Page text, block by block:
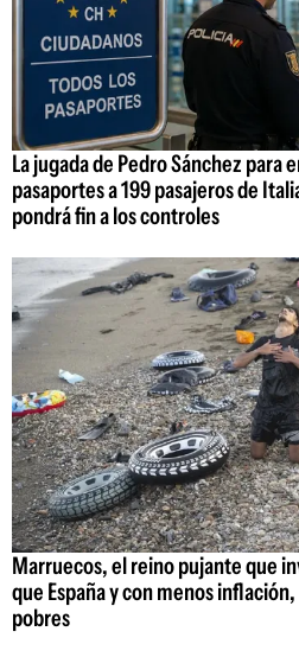
La jugada de Pedro Sánchez para
pasaportes a 199 pasajeros de
pondrá fin a los controles
Marruecos, el reino pujante que
que España y con menos
pobres